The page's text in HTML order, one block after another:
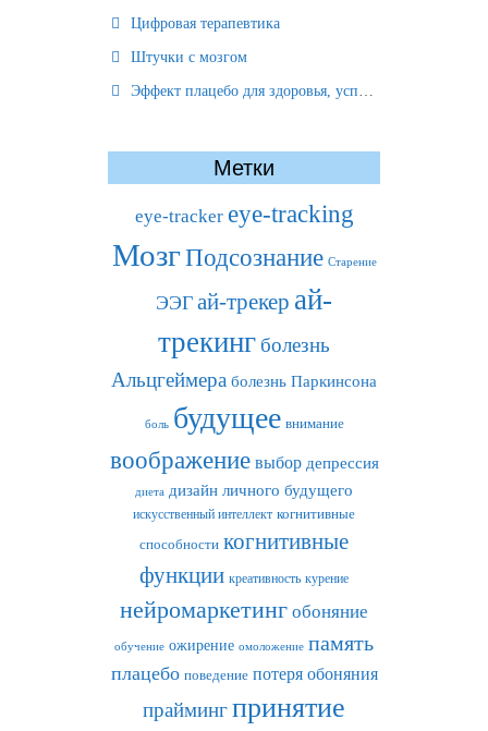
Цифровая терапевтика
Штучки с мозгом
Эффект плацебо для здоровья, успеха и отношений
Метки
eye-tracker eye-tracking
МозгПодсознание Старение
ЭЭГ ай-трекер ай-
трекинг болезнь
Альцгеймера болезнь Паркинсона
боль будущее внимание
воображение выбор депрессия
диета дизайн личного будущего
искусственный интеллект когнитивные
способности когнитивные
функции креативность курение
нейромаркетинг обоняние
обучение ожирение омоложение память
плацебо поведение потеря обоняния
праймингпринятие